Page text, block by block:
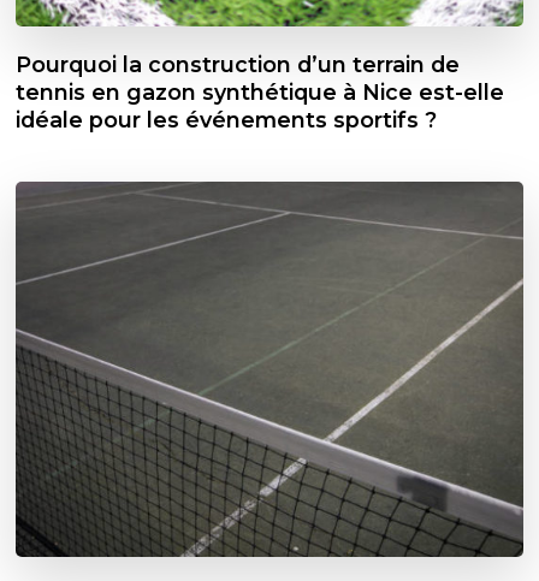
Pourquoi la construction d’un terrain de
tennis en gazon synthétique à Nice est-elle
idéale pour les événements sportifs ?